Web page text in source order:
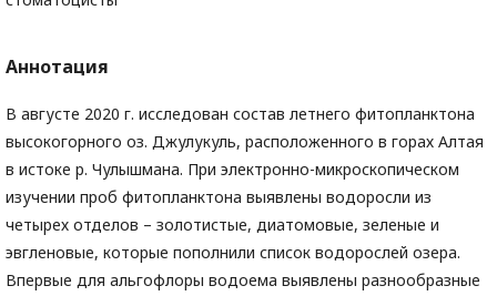
Аннотация
В августе 2020 г. исследован состав летнего фитопланктона
высокогорного оз. Джулукуль, расположенного в горах Алтая
в истоке р. Чулышмана. При электронно-микроскопическом
изучении проб фитопланктона выявлены водоросли из
четырех отделов – золотистые, диатомовые, зеленые и
эвгленовые, которые пополнили список водорослей озера.
Впервые для альгофлоры водоема выявлены разнообразные